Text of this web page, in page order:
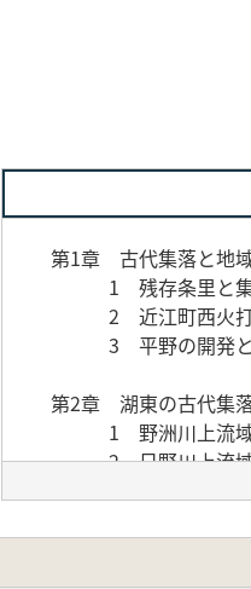
第1章 古代集落と地
1 残存条里と集
2 近江町西火打
3 平野の開発と
第2章 湖東の古代集
1 野洲川上流域の
2 日野川上流域に
5 愛知川右岸旧河